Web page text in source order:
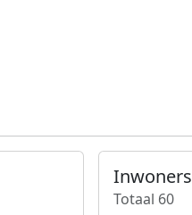
Inwoners
Totaal 60